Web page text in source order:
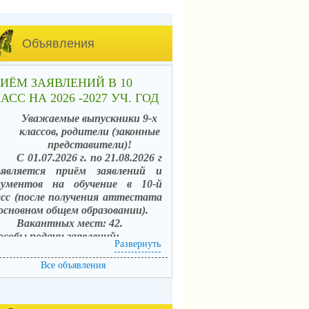
Объявления
ЗАЯВЛЕНИЙ В 10
НА 2026 -2027 УЧ. ГОД
Уважаемые выпускники 9-х
классов, родители (законные
представители)!
С 01.07.2026 г. по 21.08.2026 г
приём заявлений и
на обучение в 10-й
(после получения аттестата
общем образовании).
Вакантных мест: 42.
подачи заявлений:
в электронной форме
единого портала
услуг (ЕПГУ) с
организации»;
Развернуть
Все объявления